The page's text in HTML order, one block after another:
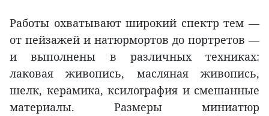
Работы охватывают широкий спектр тем —
от пейзажей и натюрмортов до портретов —
и выполнены в различных техниках:
лаковая живопись, масляная живопись,
шелк, керамика, ксилография и смешанные
материалы. Размеры миниатюр